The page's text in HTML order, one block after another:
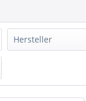
Hersteller